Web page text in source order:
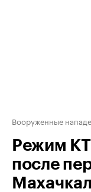
Вооруженные
Режим
после